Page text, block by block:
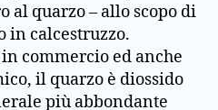
al quarzo – allo scopo di
in calcestruzzo.
commercio ed anche
il quarzo è diossido
più abbondante